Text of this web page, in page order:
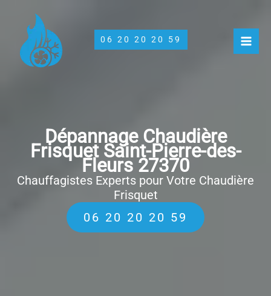
contenu
06 20 20 20 59
Dépannage Chaudière
Frisquet Saint-Pierre-des-
Fleurs 27370
Chauffagistes Experts pour Votre Chaudière
Frisquet
06 20 20 20 59